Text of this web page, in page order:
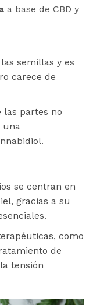
a base de CBD y
semillas y es
carece de
partes no
una
se centran en
gracias a su
como
de
tensión